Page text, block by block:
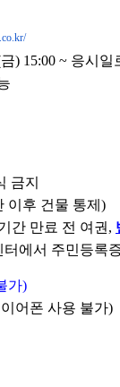
) 15:00 ~ 응시
금지
이후 건물 통제)
간 만료 전 여권,
에서 주민등
가)
어폰 사용 불가)